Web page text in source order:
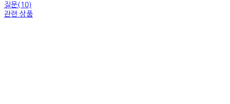
질문(10)
관련 상품